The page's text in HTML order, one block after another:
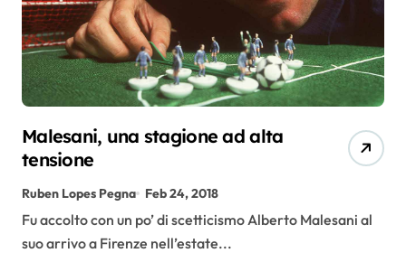
Malesani, una stagione ad alta
tensione
Ruben Lopes Pegna Feb 24, 2018
Fu accolto con un po’ di scetticismo Alberto Malesani al
suo arrivo a Firenze nell’estate...